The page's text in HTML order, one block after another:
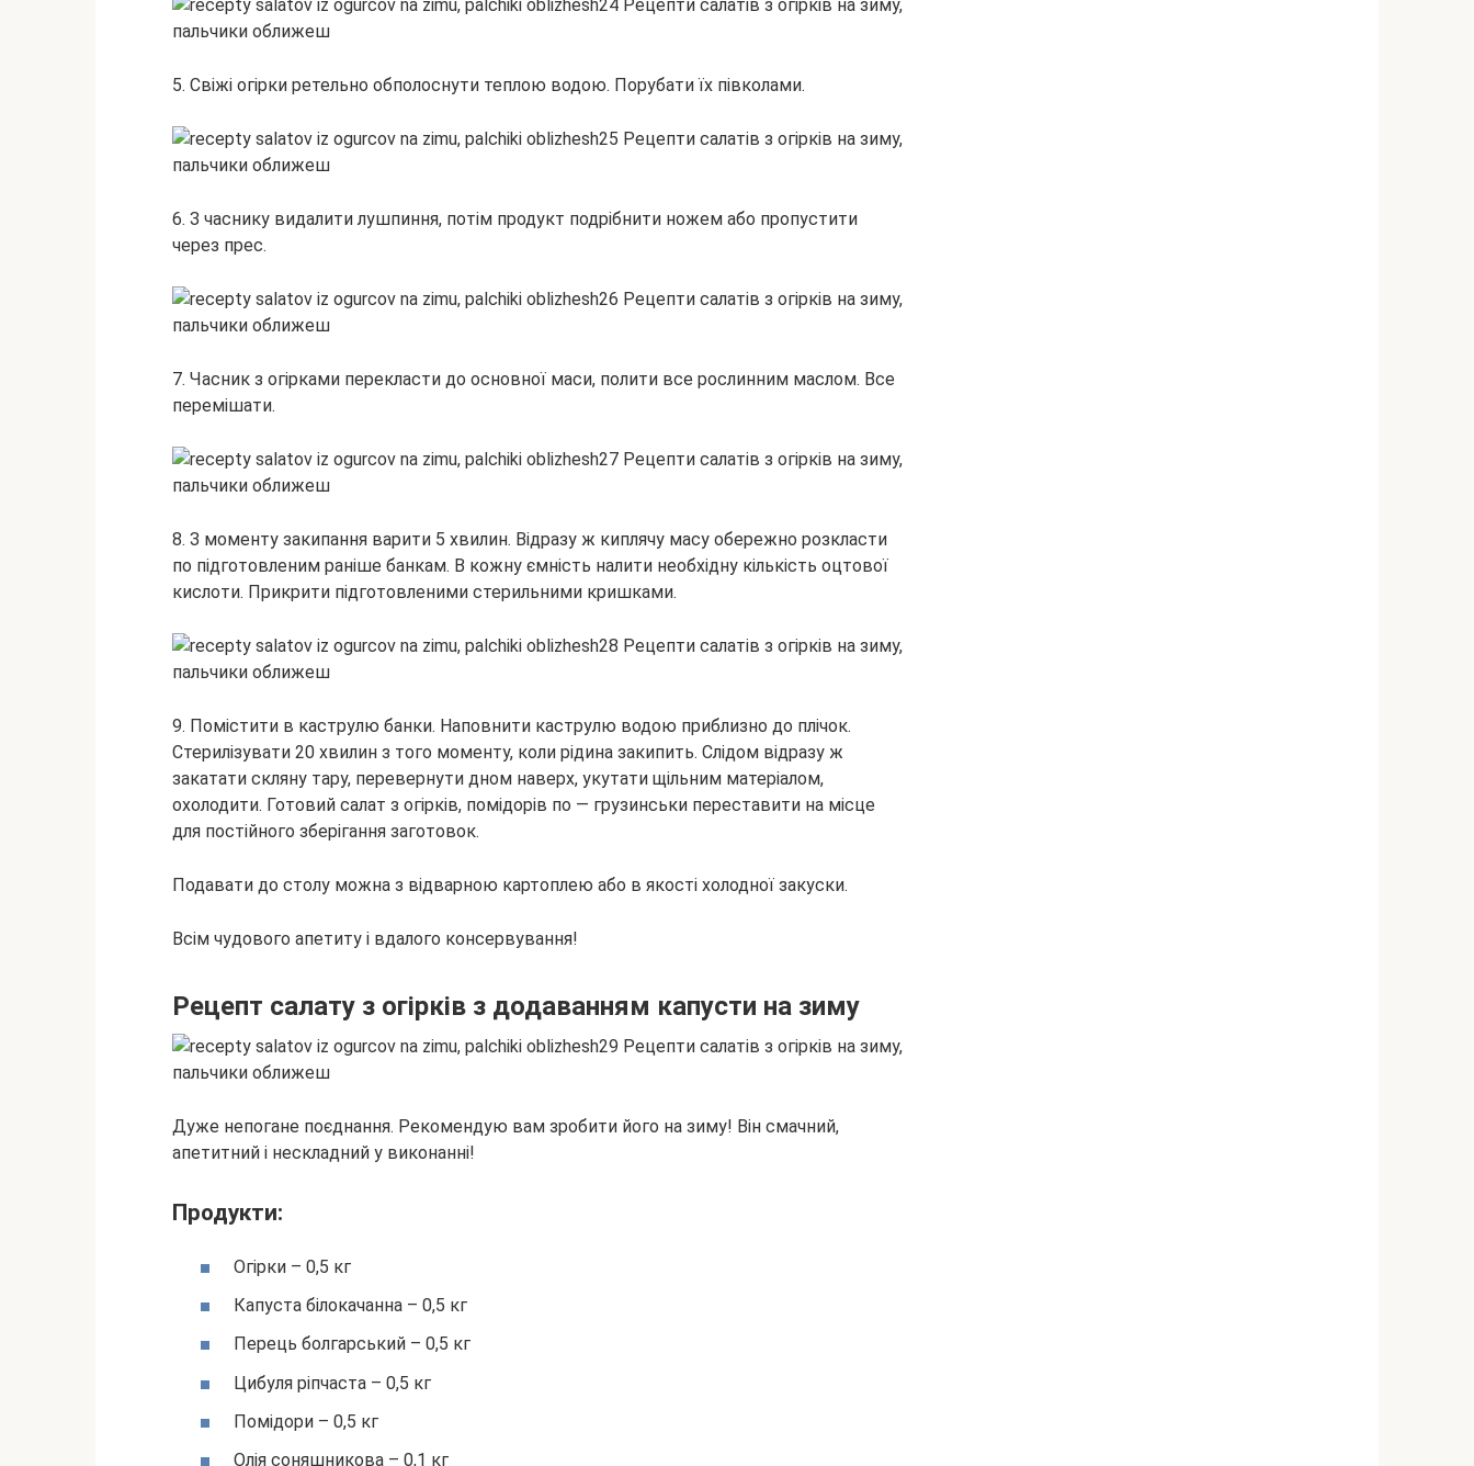
5. Свіжі огірки ретельно обполоснути теплою водою. Порубати їх півколами.
6. З часнику видалити лушпиння, потім продукт подрібнити ножем або пропустити
через прес.
7. Часник з огірками перекласти до основної маси, полити все рослинним маслом. Все
перемішати.
8. З моменту закипання варити 5 хвилин. Відразу ж киплячу масу обережно розкласти
по підготовленим раніше банкам. В кожну ємність налити необхідну кількість оцтової
кислоти. Прикрити підготовленими стерильними кришками.
9. Помістити в каструлю банки. Наповнити каструлю водою приблизно до плічок.
Стерилізувати 20 хвилин з того моменту, коли рідина закипить. Слідом відразу ж
закатати скляну тару, перевернути дном наверх, укутати щільним матеріалом,
охолодити. Готовий салат з огірків, помідорів по — грузинськи переставити на місце
для постійного зберігання заготовок.
Подавати до столу можна з відварною картоплею або в якості холодної закуски.
Всім чудового апетиту і вдалого консервування!
Рецепт салату з огірків з додаванням капусти на зиму
Дуже непогане поєднання. Рекомендую вам зробити його на зиму! Він смачний,
апетитний і нескладний у виконанні!
Продукти:
Огірки – 0,5 кг
Капуста білокачанна – 0,5 кг
Перець болгарський – 0,5 кг
Цибуля ріпчаста – 0,5 кг
Помідори – 0,5 кг
Олія соняшникова – 0,1 кг